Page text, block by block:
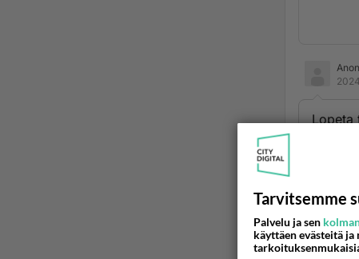
Lopeta
Tarvitsemme
Palvelu ja sen
käyttäen evästeitä